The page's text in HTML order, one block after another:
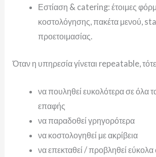
Εστίαση & catering: έτοιμες
κοστολόγησης, πακέτα μενού,
προετοιμασίας.
Όταν η υπηρεσία γίνεται repeatable,
να πουληθεί ευκολότερα σε όλα
επαφής
να παραδοθεί γρηγορότερα
να κοστολογηθεί με ακρίβεια
να επεκταθεί / προβληθεί εύκολα